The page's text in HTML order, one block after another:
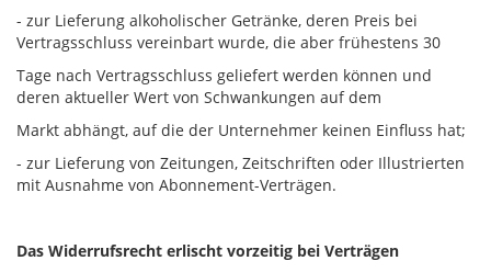
- zur Lieferung alkoholischer Getränke, deren Preis bei
Vertragsschluss vereinbart wurde, die aber frühestens 30
Tage nach Vertragsschluss geliefert werden können und
deren aktueller Wert von Schwankungen auf dem
Markt abhängt, auf die der Unternehmer keinen Einfluss hat;
- zur Lieferung von Zeitungen, Zeitschriften oder Illustrierten
mit Ausnahme von Abonnement-Verträgen.
Das Widerrufsrecht erlischt vorzeitig bei Verträgen